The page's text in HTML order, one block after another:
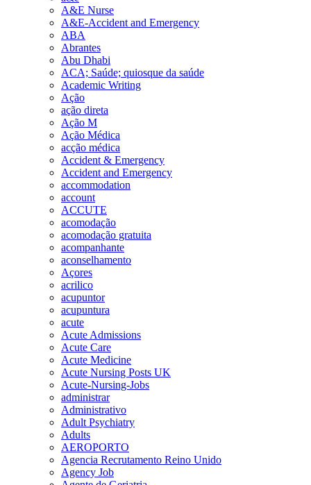
A&E Nurse
A&E-Accident and Emergency
ABA
Abrantes
Abu Dhabi
ACA; Saúde; quiosque da saúde
Academic Writing
Ação
ação direta
Ação M
Ação Médica
acção médica
Accident & Emergency
Accident and Emergency
accommodation
account
ACCUTE
acomodação
acomodação gratuita
acompanhante
aconselhamento
Açores
acrilico
acupuntor
acupuntura
acute
Acute Admissions
Acute Care
Acute Medicine
Acute Nursing Posts UK
Acute-Nursing-Jobs
administrar
Administrativo
Adult Psychiatry
Adults
AEROPORTO
Agencia Recrutamento Reino Unido
Agency Job